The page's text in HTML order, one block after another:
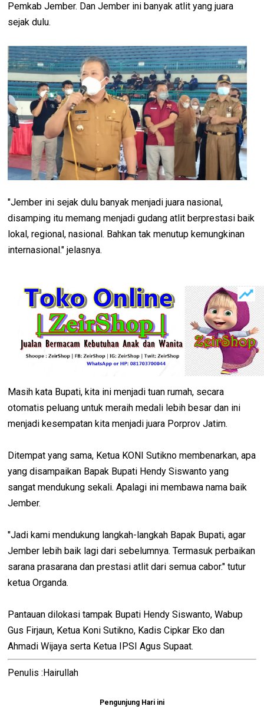
Pemkab Jember. Dan Jember ini banyak atlit yang juara
sejak dulu.
"Jember ini sejak dulu banyak menjadi juara nasional,
disamping itu memang menjadi gudang atlit berprestasi baik
lokal, regional, nasional. Bahkan tak menutup kemungkinan
internasional." jelasnya.
Masih kata Bupati, kita ini menjadi tuan rumah, secara
otomatis peluang untuk meraih medali lebih besar dan ini
menjadi kesempatan kita menjadi juara Porprov Jatim.
Ditempat yang sama, Ketua KONI Sutikno membenarkan, apa
yang disampaikan Bapak Bupati Hendy Siswanto yang
sangat mendukung sekali. Apalagi ini membawa nama baik
Jember.
"Jadi kami mendukung langkah-langkah Bapak Bupati, agar
Jember lebih baik lagi dari sebelumnya. Termasuk perbaikan
sarana prasarana dan prestasi atlit dari semua cabor." tutur
ketua Organda.
Pantauan dilokasi tampak Bupati Hendy Siswanto, Wabup
Gus Firjaun, Ketua Koni Sutikno, Kadis Cipkar Eko dan
Ahmadi Wijaya serta Ketua IPSI Agus Supaat.
Penulis :Hairullah
Pengunjung Hari ini